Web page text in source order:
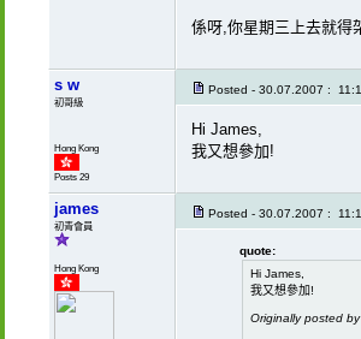
係呀,你星期三上去就得
s w
初哥級
Hong Kong
Posts 29
Posted - 30.07.2007 :
Hi James,
我又想參加!
james
初青會員
Hong Kong
Posted - 30.07.2007 :
quote:
Hi James,
我又想參加!
Originally posted